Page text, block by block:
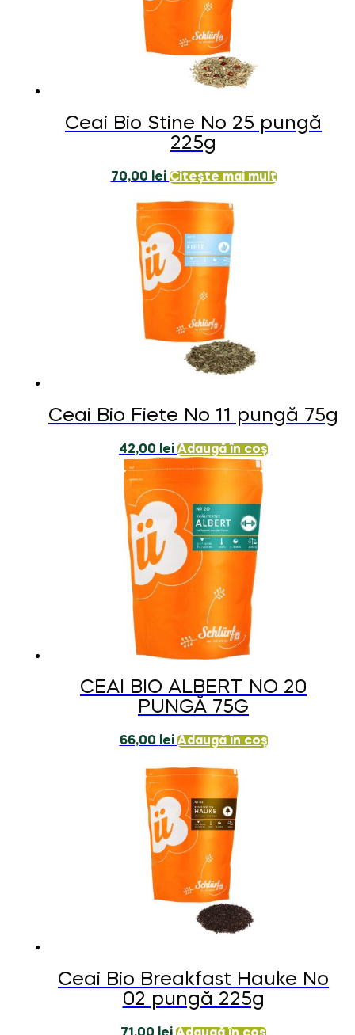
Ceai Bio Stine No 25 pungă
225g
70,00 lei Citește mai mult
Ceai Bio Fiete No 11 pungă 75g
42,00 lei Adaugă în coș
CEAI BIO ALBERT NO 20
PUNGĂ 75G
66,00 lei Adaugă în coș
Ceai Bio Breakfast Hauke No
02 pungă 225g